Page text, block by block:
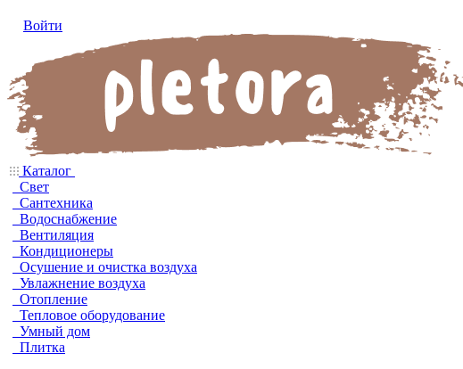
Войти
Каталог
Свет
Сантехника
Водоснабжение
Вентиляция
Кондиционеры
Осушение и очистка воздуха
Увлажнение воздуха
Отопление
Тепловое оборудование
Умный дом
Плитка